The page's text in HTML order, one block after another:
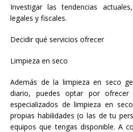
Investigar las tendencias
legales y fiscales.
Decidir qué servicios ofrecer
Limpieza en seco
Además de la limpieza en seco
diario, puedes optar por
especializados de limpieza en
propias habilidades (o las de tu
equipos que tengas disponible. A